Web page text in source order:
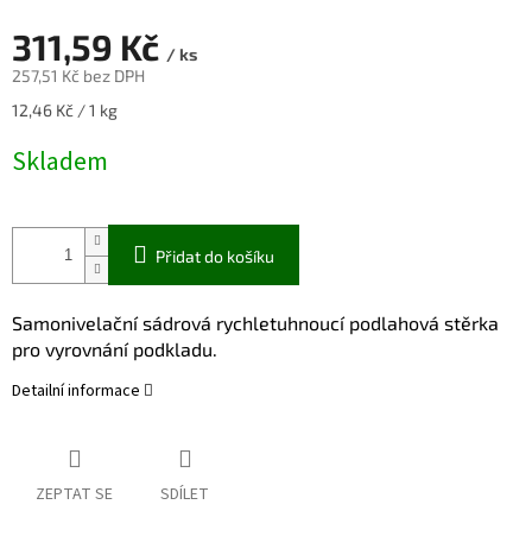
311,59 Kč / ks
257,51 Kč bez DPH
Měrná
12,46 Kč / 1 kg
Skladem
Přidat do košíku
Samonivelační sádrová rychletuhnoucí podlahová stěrka
pro vyrovnání podkladu.
Detailní informace
ZEPTAT SE SDÍLET